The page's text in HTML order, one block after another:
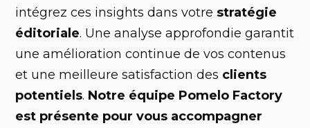
intégrez ces insights dans votre stratégie
éditoriale. Une analyse approfondie garantit
une amélioration continue de vos contenus
et une meilleure satisfaction des clients
potentiels. Notre équipe Pomelo Factory
est présente pour vous accompagner